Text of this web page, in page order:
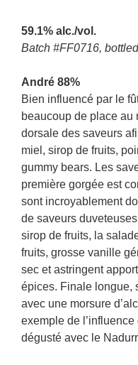
59.1% alc./vol.
Batch #FF0716,
André 88%
Bien influencé par le
beaucoup de place au
dorsale des saveurs
miel, sirop de fruits,
gummy bears. Les
première gorgée est
sont incroyablement
de saveurs
sirop de fruits, la
fruits, grosse vanille
sec et astringent
épices. Finale longue,
avec une morsure
exemple de
dégusté avec le